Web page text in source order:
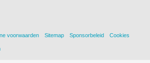
voorwaarden Sitemap Sponsorbeleid Cookies